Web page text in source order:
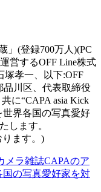
」(登録700万人)(PC
営するOFF Line株式
塚孝一、以下:OFF
品川区、代表取締役
に“CAPA asia Kick
世界各国の写真愛好
します。
ます。)
メラ雑誌CAPAのア
国の写真愛好家を対